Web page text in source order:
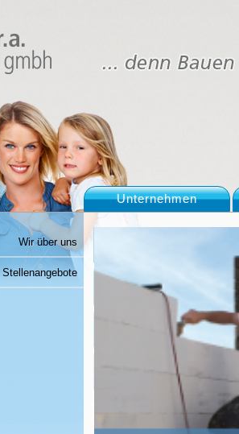
Unternehmen
Wir über uns
Stellenangebote